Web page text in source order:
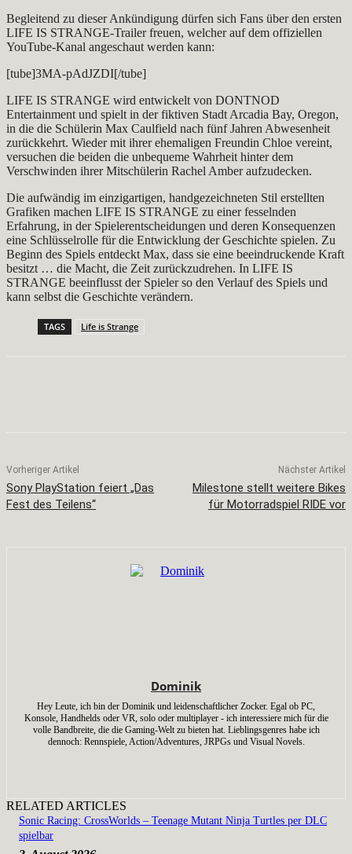
Begleitend zu dieser Ankündigung dürfen sich Fans über den ersten
LIFE IS STRANGE-Trailer freuen, welcher auf dem offiziellen
YouTube-Kanal angeschaut werden kann:
[tube]3MA-pAdJZDI[/tube]
LIFE IS STRANGE wird entwickelt von DONTNOD
Entertainment und spielt in der fiktiven Stadt Arcadia Bay, Oregon,
in die die Schülerin Max Caulfield nach fünf Jahren Abwesenheit
zurückkehrt. Wieder mit ihrer ehemaligen Freundin Chloe vereint,
versuchen die beiden die unbequeme Wahrheit hinter dem
Verschwinden ihrer Mitschülerin Rachel Amber aufzudecken.
Die aufwändig im einzigartigen, handgezeichneten Stil erstellten
Grafiken machen LIFE IS STRANGE zu einer fesselnden
Erfahrung, in der Spielerentscheidungen und deren Konsequenzen
eine Schlüsselrolle für die Entwicklung der Geschichte spielen. Zu
Beginn des Spiels entdeckt Max, dass sie eine beeindruckende Kraft
besitzt … die Macht, die Zeit zurückzudrehen. In LIFE IS
STRANGE beeinflusst der Spieler so den Verlauf des Spiels und
kann selbst die Geschichte verändern.
TAGS Life is Strange
Vorheriger Artikel
Sony PlayStation feiert „Das
Fest des Teilens“
Nächster Artikel
Milestone stellt weitere Bikes
für Motorradspiel RIDE vor
Dominik
Hey Leute, ich bin der Dominik und leidenschaftlicher Zocker. Egal ob PC,
Konsole, Handhelds oder VR, solo oder multiplayer - ich interessiere mich für die
volle Bandbreite, die die Gaming-Welt zu bieten hat. Lieblingsgenres habe ich
dennoch: Rennspiele, Action/Adventures, JRPGs und Visual Novels.
RELATED ARTICLES
Sonic Racing: CrossWorlds – Teenage Mutant Ninja Turtles per DLC
spielbar